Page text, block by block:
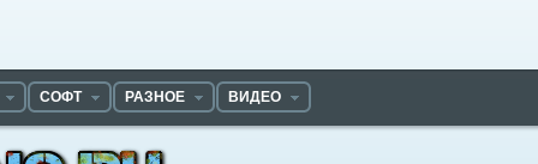
СОФТ РАЗНОЕ ВИДЕО